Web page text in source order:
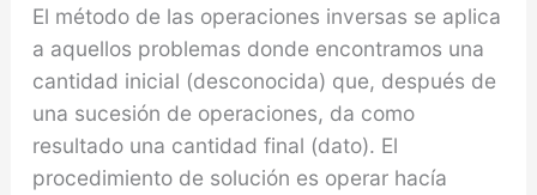
El método de las operaciones inversas se aplica
a aquellos problemas donde encontramos una
cantidad inicial (desconocida) que, después de
una sucesión de operaciones, da como
resultado una cantidad final (dato). El
procedimiento de solución es operar hacía